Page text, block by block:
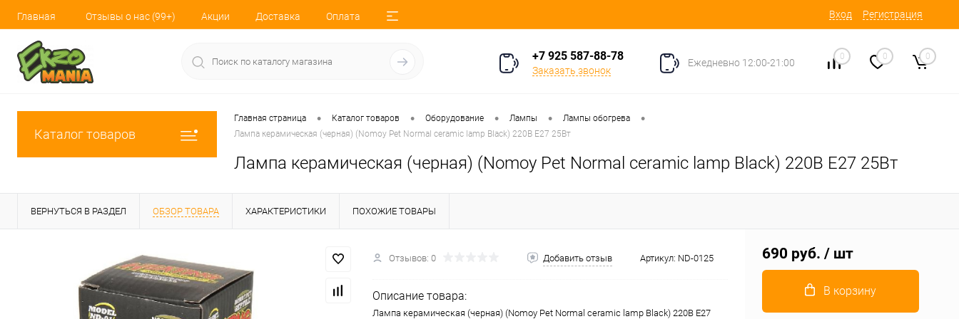
Главная Отзывы о нас (99+) Акции Доставка Оплата Вход Регистрация
+7 925 587-88-78
Заказать звонок
Ежедневно 12:00-21:00
0 0 0
Каталог товаров
Главная страница • Каталог товаров • Оборудование • Лампы • Лампы обогрева •
Лампа керамическая (черная) (Nomoy Pet Normal ceramic lamp Black) 220В E27 25Вт
Лампа керамическая (черная) (Nomoy Pet Normal ceramic lamp Black) 220В E27 25Вт
ВЕРНУТЬСЯ В РАЗДЕЛ ОБЗОР ТОВАРА ХАРАКТЕРИСТИКИ ПОХОЖИЕ ТОВАРЫ
Отзывов: 0 Добавить отзыв Артикул: ND-0125
Описание товара:
Лампа керамическая (черная) (Nomoy Pet Normal ceramic lamp Black) 220В E27
690 руб. / шт
В корзину